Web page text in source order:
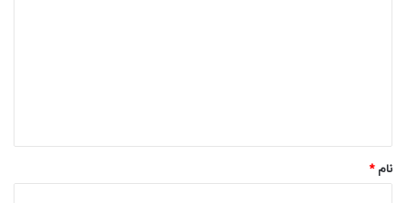
*
نام*